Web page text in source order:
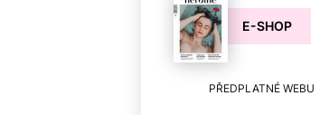
E-SHOP
PŘEDPLATNÉ WEBU